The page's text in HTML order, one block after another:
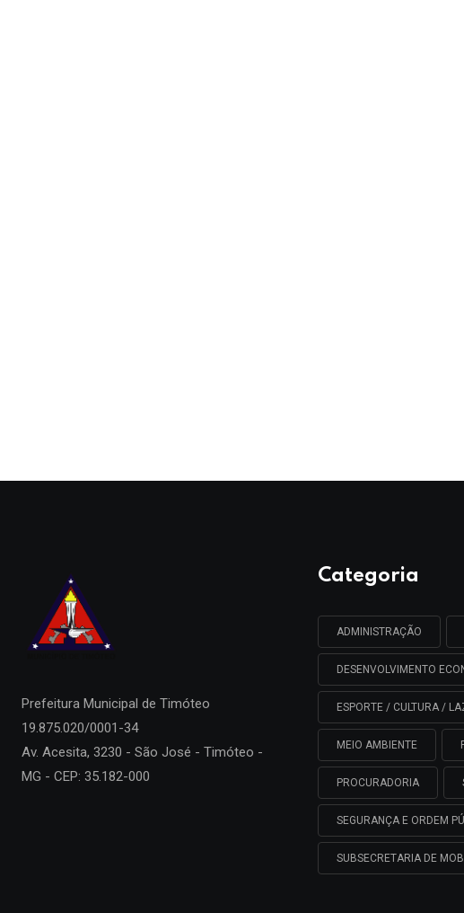
Prefeitura Municipal de Timóteo
19.875.020/0001-34
Av. Acesita, 3230 - São José - Timóteo -
MG - CEP: 35.182-000
Categoria
ADMINISTRAÇÃO
DESENVOLVIMENTO
ESPORTE / CULTURA /
MEIO AMBIENTE
PROCURADORIA
SEGURANÇA E ORDEM
SUBSECRETARIA DE